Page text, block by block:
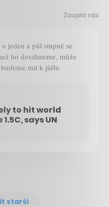
Zaujalo nás
jeden a půl stupně se
ho dosáhneme, může
mít k jídlu.
to hit world
says UN
starší